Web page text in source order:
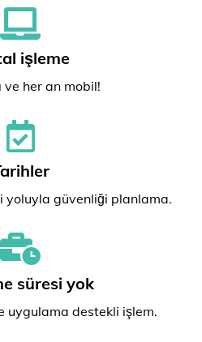
işleme
ve her an mobil!
yoluyla güvenliği planlama.
süresi yok
uygulama destekli işlem.